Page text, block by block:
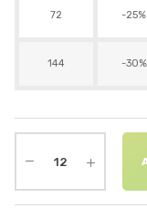
72 -25%
144 -30%